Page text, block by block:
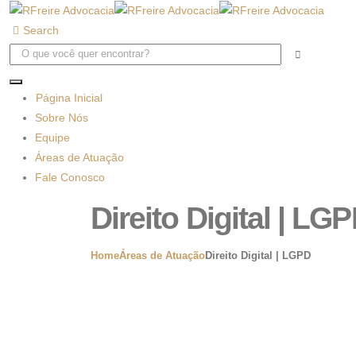
Search
Página Inicial
Sobre Nós
Equipe
Áreas de Atuação
Fale Conosco
Direito Digital |
HomeÁreas de AtuaçãoDireito Digital | LGPD